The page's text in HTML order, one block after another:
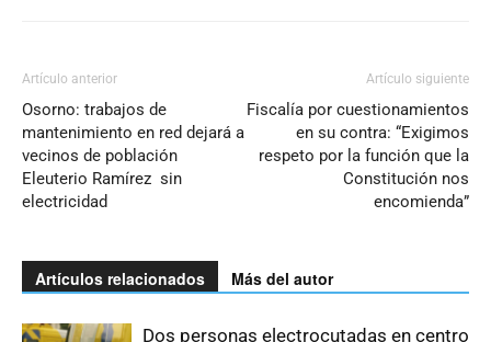
Artículo anterior
Osorno: trabajos de
mantenimiento en red dejará a
vecinos de población
Eleuterio Ramírez sin
electricidad
Artículo siguiente
Fiscalía por cuestionamientos
en su contra: “Exigimos
respeto por la función que la
Constitución nos
encomienda”
Artículos relacionados Más del autor
Dos personas electrocutadas en centro